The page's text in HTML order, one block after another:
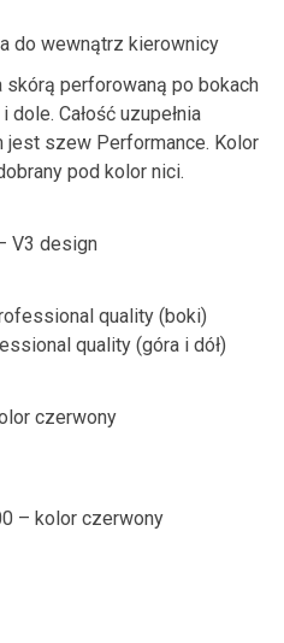
do wewnątrz kierownicy
skórą perforowaną po bokach
Całość uzupełnia
jest szew Performance. Kolor
pod kolor nici.
V3 design
quality (boki)
quality (góra i dół)
czerwony
– kolor czerwony